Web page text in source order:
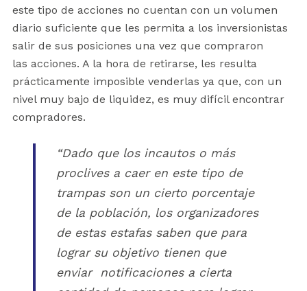
este tipo de acciones no cuentan con un volumen
diario suficiente que les permita a los inversionistas
salir de sus posiciones una vez que compraron
las acciones. A la hora de retirarse, les resulta
prácticamente imposible venderlas ya que, con un
nivel muy bajo de liquidez, es muy difícil encontrar
compradores.
“Dado que los incautos o más
proclives a caer en este tipo de
trampas son un cierto porcentaje
de la población, los organizadores
de estas estafas saben que para
lograr su objetivo tienen que
enviar notificaciones a cierta